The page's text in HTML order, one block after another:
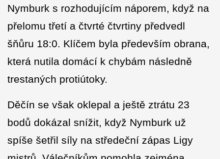
Nymburk s rozhodujícím náporem, když na
přelomu třetí a čtvrté čtvrtiny předvedl
šňůru 18:0. Klíčem byla především obrana,
která nutila domácí k chybám následně
trestaných protiútoky.
Děčín se však oklepal a ještě ztrátu 23
bodů dokázal snížit, když Nymburk už
spíše šetřil síly na středeční zápas Ligy